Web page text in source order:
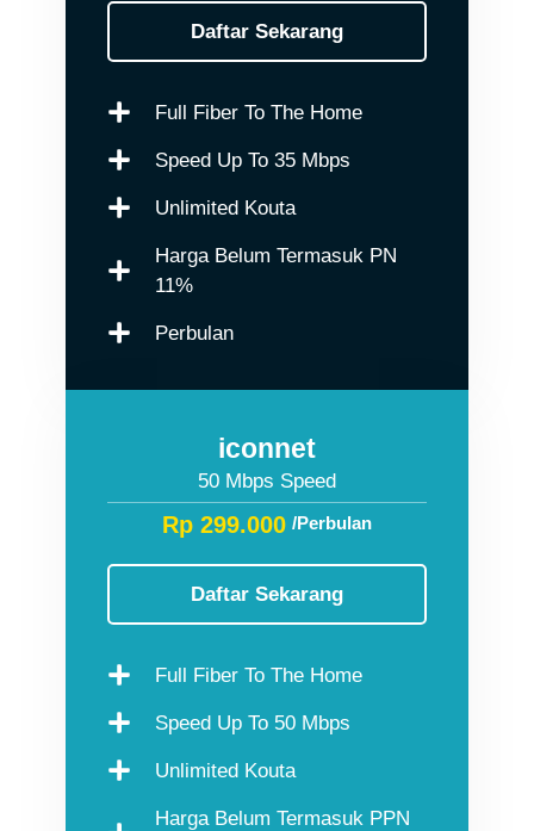
Daftar Sekarang
Full Fiber To The Home
Speed Up To 35 Mbps
Unlimited Kouta
Harga Belum Termasuk PN
11%
Perbulan
iconnet
50 Mbps Speed
Rp 299.000 /Perbulan
Daftar Sekarang
Full Fiber To The Home
Speed Up To 50 Mbps
Unlimited Kouta
Harga Belum Termasuk PPN